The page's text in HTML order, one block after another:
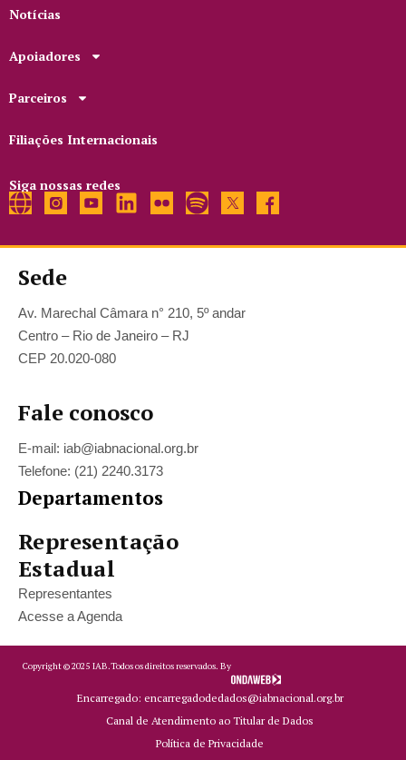
Notícias
Apoiadores
Parceiros
Filiações Internacionais
Siga nossas redes
Sede
Av. Marechal Câmara n° 210, 5º andar
Centro – Rio de Janeiro – RJ
CEP 20.020-080
Fale conosco
E-mail: iab@iabnacional.org.br
Telefone: (21) 2240.3173
Departamentos
Representação
Estadual
Representantes
Acesse a Agenda
Copyright ©2025 IAB.Todos os direitos reservados. By
Encarregado: encarregadodedados@iabnacional.org.br
Canal de Atendimento ao Titular de Dados
Política de Privacidade